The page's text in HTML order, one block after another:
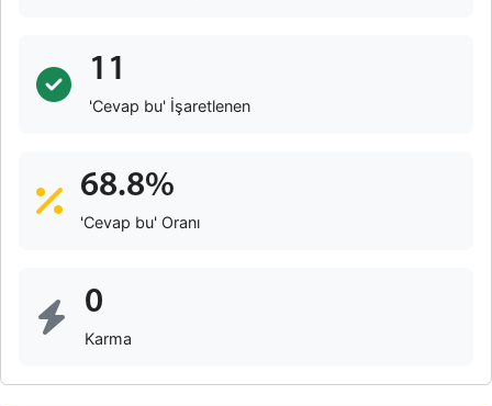
11
'Cevap bu' İşaretlenen
68.8%
'Cevap bu' Oranı
0
Karma